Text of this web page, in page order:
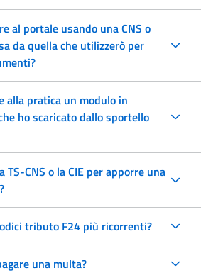
al portale usando una CNS o
da quella che utilizzerò per
alla pratica un modulo in
ho scaricato dallo sportello
TS-CNS o la CIE per apporre una
tributo F24 più ricorrenti?
una multa?